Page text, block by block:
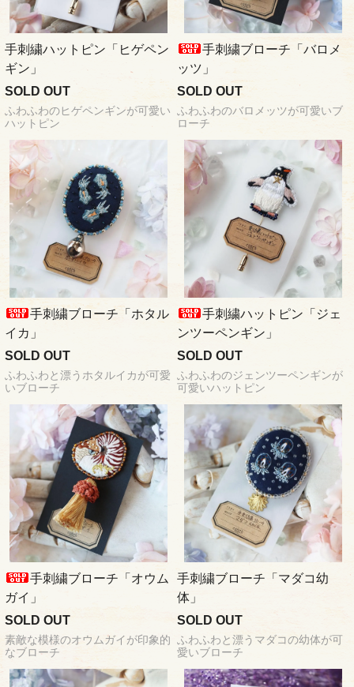
手刺繍ハットピン「ヒゲペン
ギン」
SOLD OUT
ふわふわのヒゲペンギンが可愛い
ハットピン
手刺繍ブローチ「バロメ
ッツ」
SOLD OUT
ふわふわのバロメッツが可愛いブ
ローチ
手刺繍ブローチ「ホタル
イカ」
SOLD OUT
ふわふわと漂うホタルイカが可愛
いブローチ
手刺繍ハットピン「ジェ
ンツーペンギン」
SOLD OUT
ふわふわのジェンツーペンギンが
可愛いハットピン
手刺繍ブローチ「オウム
ガイ」
SOLD OUT
素敵な模様のオウムガイが印象的
なブローチ
手刺繍ブローチ「マダコ幼
体」
SOLD OUT
ふわふわと漂うマダコの幼体が可
愛いブローチ